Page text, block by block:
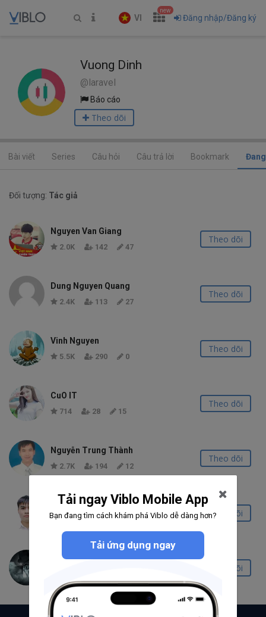
VI
new
Đăng nhập/Đăng ký
Vuong Dinh
@laravel
Báo cáo
Theo dõi
Bài viết Series Câu hỏi Câu trả lời Bookmark
Đối tượng: Tác giả
Nguyen Van Giang
2.0K 142 47
Theo dõi
Dung Nguyen Quang
2.4K 113 27
Theo dõi
Vinh Nguyen
5.5K 290 0
Theo dõi
CuO IT
714 28 15
Theo dõi
Nguyễn Trung Thành
2.7K 194 12
Theo dõi
Ho Van Tuan
2.7K 155 8
Theo dõi
Mr D
Theo dõi
Tải ngay Viblo Mobile App
Bạn đang tìm cách khám phá Viblo dễ dàng hơn?
Tải ứng dụng ngay